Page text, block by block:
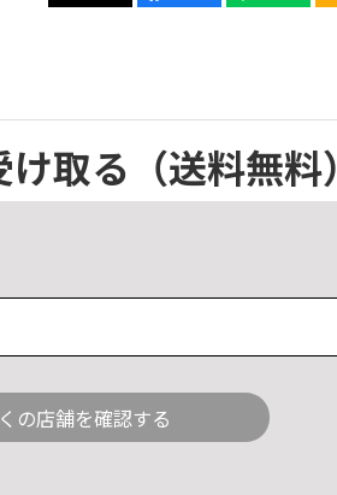
け取る （送料無料）
の店舗を確認する